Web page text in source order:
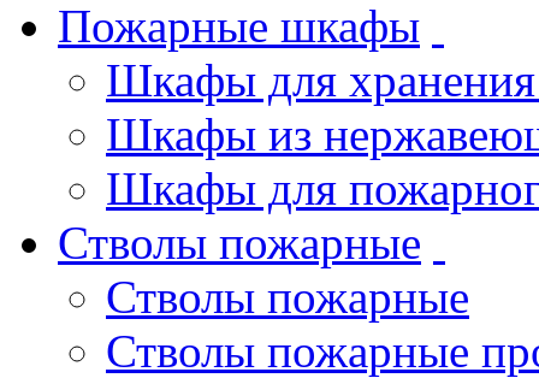
Пожарные шкафы
Шкафы для хранения
Шкафы из
Шкафы для
Стволы пожарные
Стволы пожарные
Стволы пожарные